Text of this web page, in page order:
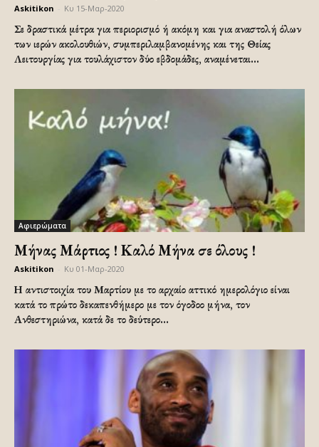
Askitikon Κυ 15-Μαρ-2020
Σε δραστικά μέτρα για περιορισμό ή ακόμη και για αναστολή όλων
των ιερών ακολουθιών, συμπεριλαμβανομένης και της Θείας
Λειτουργίας για τουλάχιστον δύο εβδομάδες, αναμένεται...
Αφιερώματα
Μήνας Μάρτιος ! Καλό Μήνα σε όλους !
Askitikon Κυ 01-Μαρ-2020
Η αντιστοιχία του Μαρτίου με το αρχαίο αττικό ημερολόγιο είναι
κατά το πρώτο δεκαπενθήμερο με τον όγοδοο μήνα, τον
Ανθεστηριώνα, κατά δε το δεύτερο...